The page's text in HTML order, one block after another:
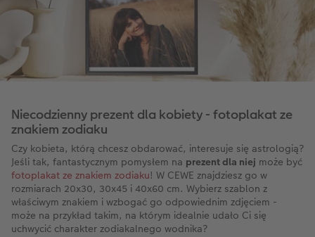
Niecodzienny prezent dla kobiety - fotoplakat ze
znakiem zodiaku
Czy kobieta, którą chcesz obdarować, interesuje się astrologią?
Jeśli tak, fantastycznym pomysłem na prezent dla niej może być
fotoplakat ze znakiem zodiaku! W CEWE znajdziesz go w
rozmiarach 20x30, 30x45 i 40x60 cm. Wybierz szablon z
właściwym znakiem i wzbogać go odpowiednim zdjęciem -
może na przykład takim, na którym idealnie udało Ci się
uchwycić charakter zodiakalnego wodnika?